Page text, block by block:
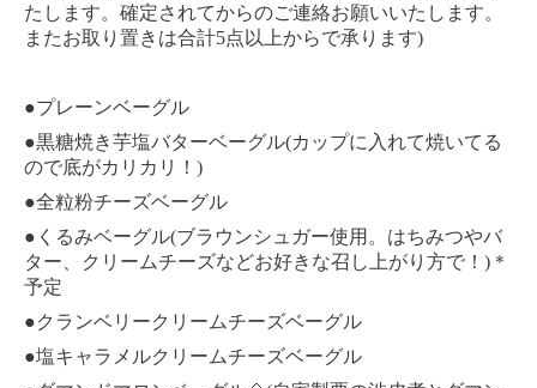
たします。確定されてからのご連絡お願いいたします。
またお取り置きは合計5点以上からで承ります)
●プレーンベーグル
●黒糖焼き芋塩バターベーグル(カップに入れて焼いてる
ので底がカリカリ！ )
●全粒粉チーズベーグル
● くるみベーグル(ブラウンシュガー使用。はちみつやバ
ター、クリームチーズなどお好きな召し上がり方で！ ) ＊
予定
●クランベリークリームチーズベーグル
●塩キャラメルクリームチーズベーグル